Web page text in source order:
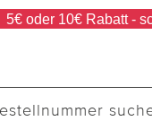
5€ oder 10€ Rabatt -